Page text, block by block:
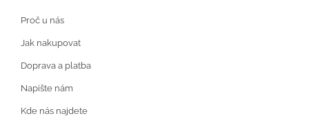
Proč u nás
Jak nakupovat
Doprava a platba
Napište nám
Kde nás najdete